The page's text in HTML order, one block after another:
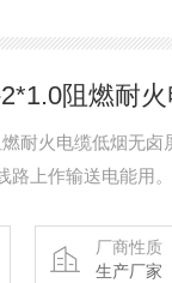
阻燃耐
耐火电缆低烟无
上作输送电能用。
厂商性质
生产厂家